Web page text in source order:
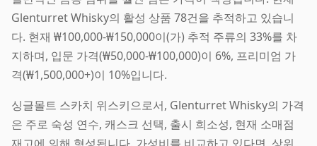
Glenturret Whisky의 활성 상품 78건을 추적하고 있습니
다. 현재 ₩100,000-₩150,000이(가) 추적 주류의 33%를 차
지하며, 입문 가격(₩50,000-₩100,000)이 6%, 프리미엄 가
격(₩1,500,000+)이 10%입니다.
싱글몰트 스카치 위스키으로서, Glenturret Whisky의 가격
은 주로 숙성 연수, 캐스크 선택, 출시 희소성, 현재 소매점